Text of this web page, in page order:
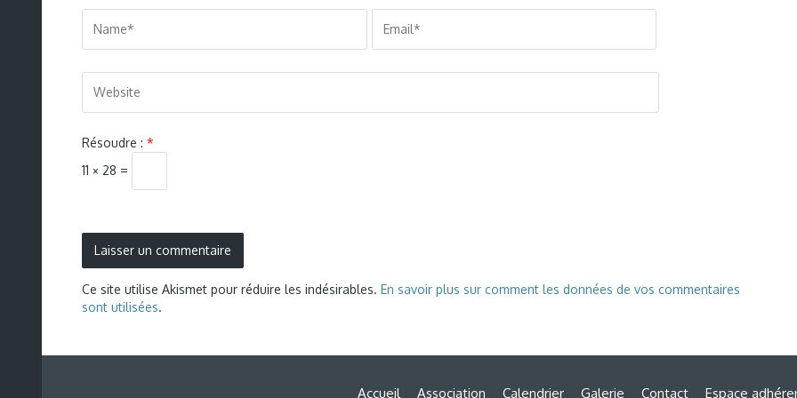
Résoudre : *
11 × 28 =
Ce site utilise Akismet pour réduire les indésirables. En savoir plus sur comment les données de vos commentaires
sont utilisées.
Accueil Association Calendrier Galerie Contact Espace